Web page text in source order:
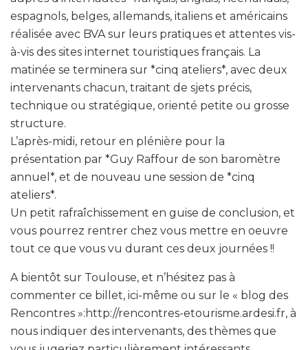
espagnols, belges, allemands, italiens et américains
réalisée avec BVA sur leurs pratiques et attentes vis-
à-vis des sites internet touristiques français. La
matinée se terminera sur *cinq ateliers*, avec deux
intervenants chacun, traitant de sjets précis,
technique ou stratégique, orienté petite ou grosse
structure.
L’après-midi, retour en plénière pour la
présentation par *Guy Raffour de son baromètre
annuel*, et de nouveau une session de *cinq
ateliers*.
Un petit rafraîchissement en guise de conclusion, et
vous pourrez rentrer chez vous mettre en oeuvre
tout ce que vous vu durant ces deux journées !!
A bientôt sur Toulouse, et n’hésitez pas à
commenter ce billet, ici-même ou sur le « blog des
Rencontres »:http://rencontres-etourisme.ardesi.fr, à
nous indiquer des intervenants, des thèmes que